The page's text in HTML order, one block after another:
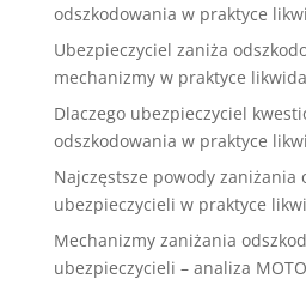
odszkodowania w praktyce
Ubezpieczyciel zaniża
mechanizmy w praktyce
Dlaczego ubezpieczyciel
odszkodowania w praktyce
Najczęstsze powody zaniżania
ubezpieczycieli w praktyce
Mechanizmy zaniżania
ubezpieczycieli – analiza